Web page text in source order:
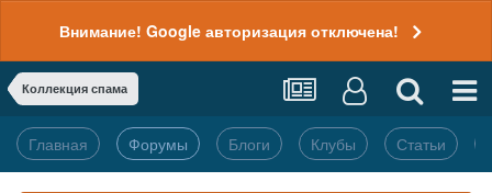
Внимание! Google авторизация отключена!
Коллекция спама
Главная Форумы Блоги Клубы Статьи